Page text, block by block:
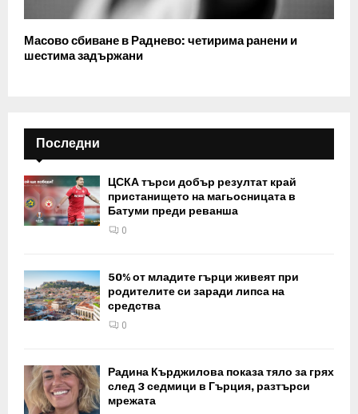
Масово сбиване в Раднево: четирима ранени и
шестима задържани
Последни
ЦСКА търси добър резултат край
пристанището на магьосницата в
Батуми преди реванша
0
50% от младите гърци живеят при
родителите си заради липса на
средства
0
Радина Кърджилова показа тяло за грях
след 3 седмици в Гърция, разтърси
мрежата